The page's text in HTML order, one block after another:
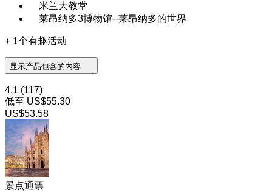
米兰大教堂
莱昂纳多3博物馆--莱昂纳多的世界
+ 1个有趣活动
显示产品包含的内容
4.1 (117)
低至 US$55.30
US$53.58
景点通票